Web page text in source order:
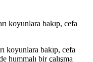
koyunlara bakıp, cefa
koyunlara bakıp, cefa
hummalı bir çalışma